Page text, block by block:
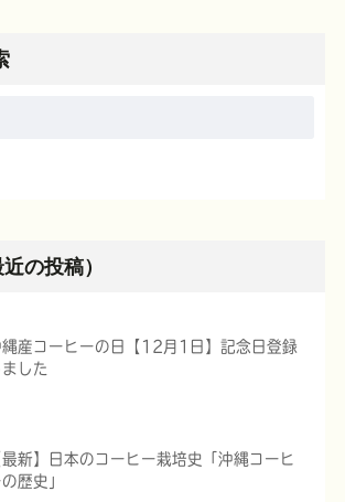
の投稿）
縄産コーヒーの日【12月1日】記念日登録
ました
最新】日本のコーヒー栽培史「沖縄コーヒ
歴史」